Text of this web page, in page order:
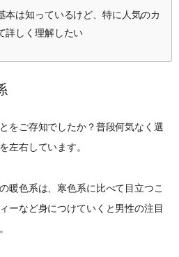
本は知っているけど、特に人気のカ
詳しく理解したい
をご存知でしたか？普段何気なく選
左右しています。
暖色系は、寒色系に比べて目立つこ
ーなど身につけていくと男性の注目